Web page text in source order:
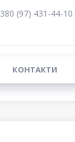
(97) 431-44-10
КОНТАКТИ